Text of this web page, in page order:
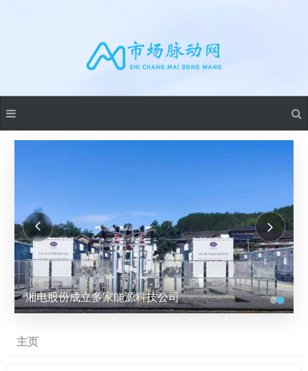
湘电股份成立多家能源科技公司
主页